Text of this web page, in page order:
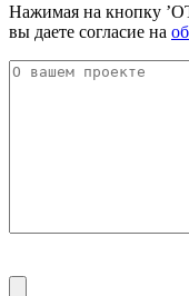
Нажимая на кнопку
вы даете согласие на